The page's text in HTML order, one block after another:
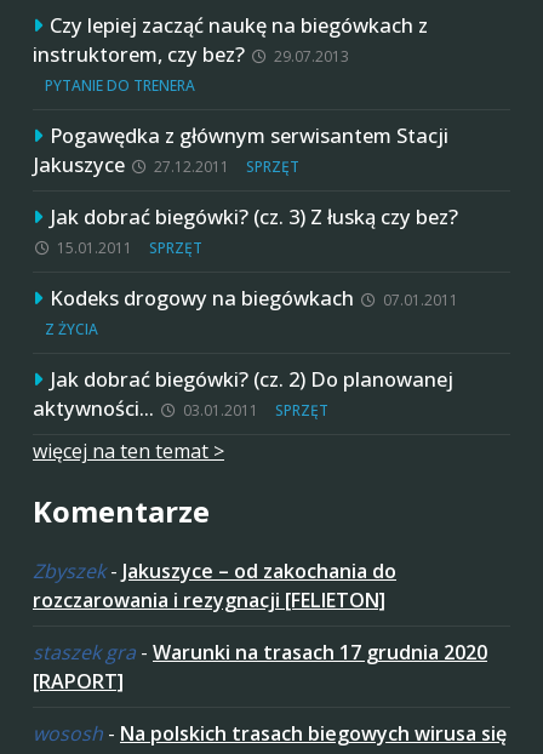
Czy lepiej zacząć naukę na biegówkach z
instruktorem, czy bez?
29.07.2013
PYTANIE DO TRENERA
Pogawędka z głównym serwisantem Stacji
Jakuszyce
27.12.2011 SPRZĘT
Jak dobrać biegówki? (cz. 3) Z łuską czy bez?
15.01.2011 SPRZĘT
Kodeks drogowy na biegówkach
07.01.2011
Z ŻYCIA
Jak dobrać biegówki? (cz. 2) Do planowanej
aktywności…
03.01.2011 SPRZĘT
więcej na ten temat >
Komentarze
Zbyszek- Jakuszyce – od zakochania do
rozczarowania i rezygnacji [FELIETON]
staszek gra - Warunki na trasach 17 grudnia 2020
[RAPORT]
wososh - Na polskich trasach biegowych wirusa się